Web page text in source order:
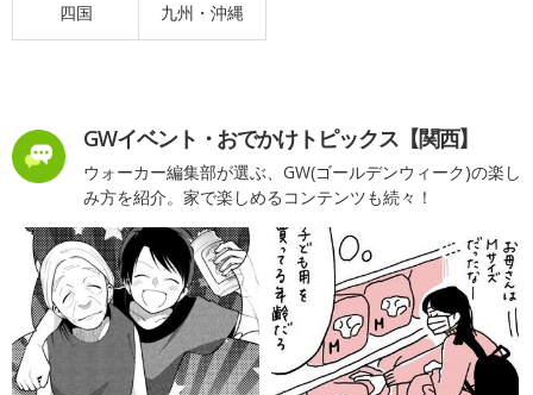
四国 九州・沖縄
GWイベント・おでかけトピックス【関西】
ウォーカー編集部が選ぶ、GW(ゴールデンウィーク)の楽し
み方を紹介。家で楽しめるコンテンツも続々！